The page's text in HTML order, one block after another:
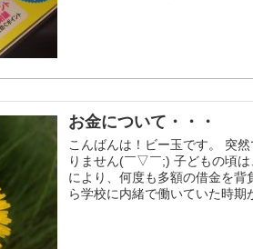
お金について・・・
こんばんは！ビー玉です。 突
りません(￣▽￣;) 子どもの頃
により、何度も多額の借金を
ら学校に内緒で働いていた時期